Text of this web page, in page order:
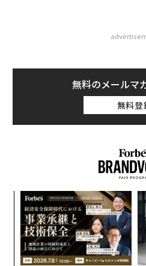
無料のメールマ
無料登